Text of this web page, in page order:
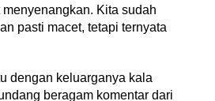
Kita sudah
pasti macet, tetapi ternyata
dengan keluarganya kala
beragam komentar dari